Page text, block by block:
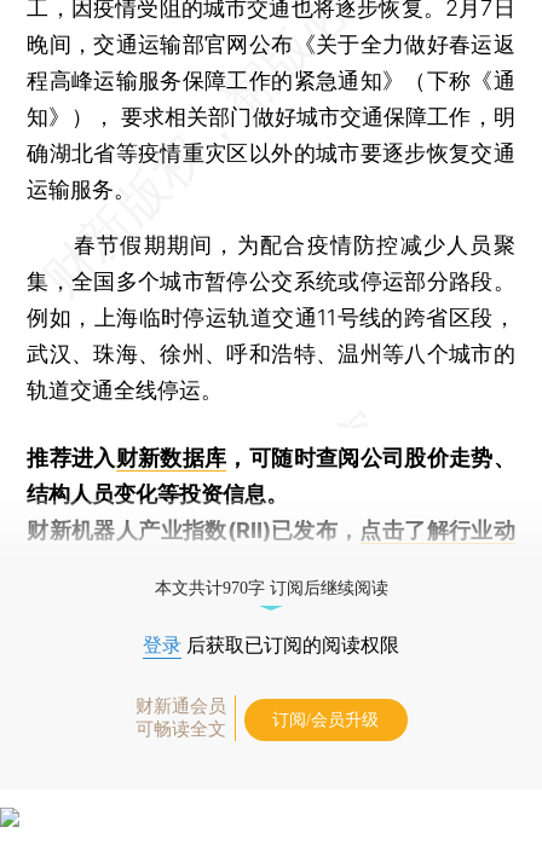
工，因疫情受阻的城市交通也将逐步恢复。2月7日
晚间，交通运输部官网公布《关于全力做好春运返
程高峰运输服务保障工作的紧急通知》（下称《通
知》）， 要求相关部门做好城市交通保障工作，明
确湖北省等疫情重灾区以外的城市要逐步恢复交通
运输服务。
春节假期期间，为配合疫情防控减少人员聚
集，全国多个城市暂停公交系统或停运部分路段。
例如，上海临时停运轨道交通11号线的跨省区段，
武汉、珠海、徐州、呼和浩特、温州等八个城市的
轨道交通全线停运。
推荐进入财新数据库 ，可随时查阅公司股价走势、
结构人员变化等投资信息。
财新机器人产业指数(RII)已发布， 点击了解行业动
本文共计970字 订阅后继续阅读
登录 后获取已订阅的阅读权限
财新通会员
可畅读全文
订阅/会员升级